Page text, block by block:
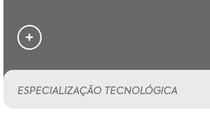
ESPECIALIZAÇÃO TECNOLÓGICA